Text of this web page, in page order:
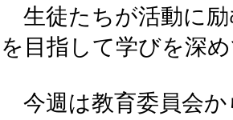
生徒たちが活動に励
を目指して学びを深
今週は教育委員会か